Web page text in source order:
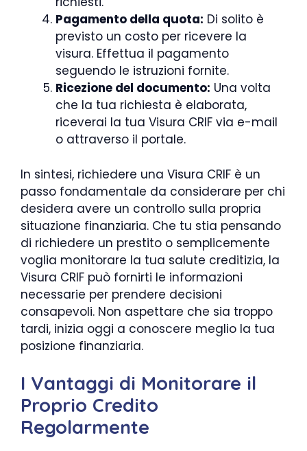
Pagamento della quota: Di solito è
previsto un costo per ricevere la
visura. Effettua il pagamento
seguendo le istruzioni fornite.
Ricezione del documento: Una volta
che la tua richiesta è elaborata,
riceverai la tua Visura CRIF via e-mail
o attraverso il portale.
In sintesi, richiedere una Visura CRIF è un
passo fondamentale da considerare per chi
desidera avere un controllo sulla propria
situazione finanziaria. Che tu stia pensando
di richiedere un prestito o semplicemente
voglia monitorare la tua salute creditizia, la
Visura CRIF può fornirti le informazioni
necessarie per prendere decisioni
consapevoli. Non aspettare che sia troppo
tardi, inizia oggi a conoscere meglio la tua
posizione finanziaria.
I Vantaggi di Monitorare il
Proprio Credito
Regolarmente